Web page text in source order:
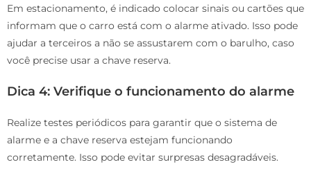
Em estacionamento, é indicado colocar sinais ou cartões que
informam que o carro está com o alarme ativado. Isso pode
ajudar a terceiros a não se assustarem com o barulho, caso
você precise usar a chave reserva.
Dica 4: Verifique o funcionamento do alarme
Realize testes periódicos para garantir que o sistema de
alarme e a chave reserva estejam funcionando
corretamente. Isso pode evitar surpresas desagradáveis.